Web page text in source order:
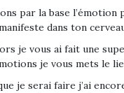
par la base l’émotion
dans ton
je vous ai fait une
je vous mets le
je serai faire j’ai